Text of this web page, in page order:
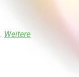
Weitere